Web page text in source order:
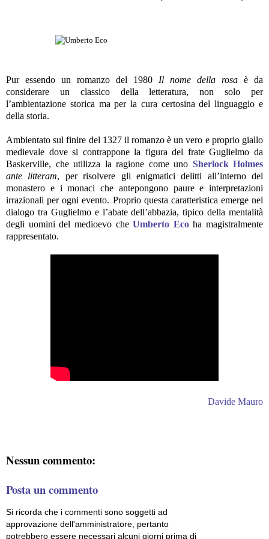
Pur essendo un romanzo del 1980 Il nome della rosa è da
considerare un classico della letteratura, non solo per
l’ambientazione storica ma per la cura certosina del linguaggio e
della storia.
Ambientato sul finire del 1327 il romanzo è un vero e proprio giallo
medievale dove si contrappone la figura del frate Guglielmo da
Baskerville, che utilizza la ragione come uno Sherlock Holmes
ante litteram, per risolvere gli enigmatici delitti all’interno del
monastero e i monaci che antepongono paure e interpretazioni
irrazionali per ogni evento. Proprio questa caratteristica emerge nel
dialogo tra Guglielmo e l’abate dell’abbazia, tipico della mentalità
degli uomini del medioevo cheUmberto Ecoha magistralmente
rappresentato.
Davide Mauro
Nessun commento:
Posta un commento
Si ricorda che i commenti sono soggetti ad
approvazione dell'amministratore, pertanto
potrebbero essere necessari alcuni giorni prima di